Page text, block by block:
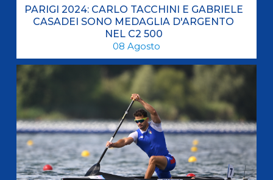
PARIGI 2024: CARLO TACCHINI E GABRIELE
CASADEI SONO MEDAGLIA D'ARGENTO
NEL C2 500
08 Agosto